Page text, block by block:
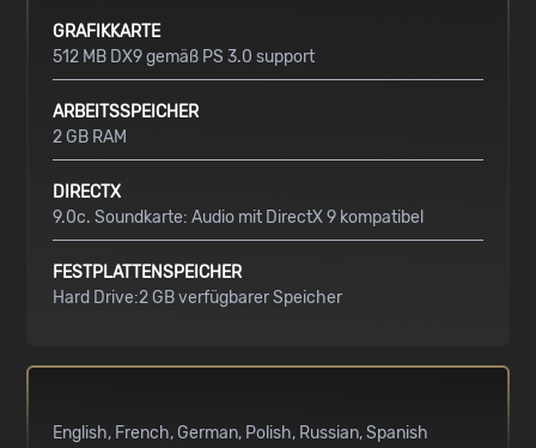
GRAFIKKARTE
512 MB DX9 gemäß PS 3.0 support
ARBEITSSPEICHER
2 GB RAM
DIRECTX
9.0c. Soundkarte: Audio mit DirectX 9 kompatibel
FESTPLATTENSPEICHER
Hard Drive:2 GB verfügbarer Speicher
English French German Polish Russian Spanish